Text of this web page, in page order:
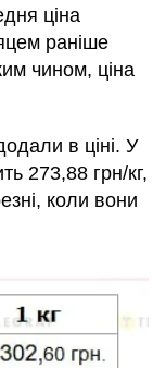
ціна
раніше
чином, ціна
в ціні. У
273,88 грн/кг,
коли вони